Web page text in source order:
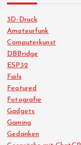
3D-Druck
Amateurfunk
Computerkunst
DBBridge
ESP32
Fails
Featured
Fotografie
Gadgets
Gaming
Gedanken